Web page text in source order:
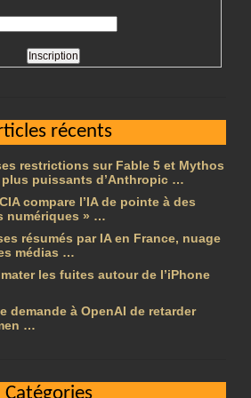
récents
restrictions sur Fable 5 et Mythos
plus puissants d’Anthropic …
compare l’IA de pointe à des
numériques » …
résumés par IA en France, nuage
médias …
les fuites autour de l’iPhone
demande à OpenAI de retarder
…